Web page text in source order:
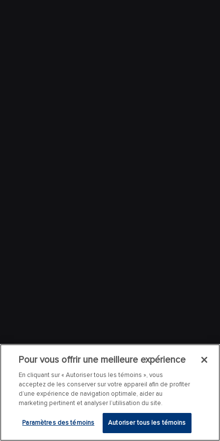
Pour vous offrir une meilleure expérience
En cliquant sur « Autoriser tous les témoins », vous
acceptez de les conserver sur votre appareil afin de profiter
d’une expérience de navigation optimale, aider au
marketing pertinent et analyser l’utilisation du site.
Paramètres des témoins Autoriser tous les témoins